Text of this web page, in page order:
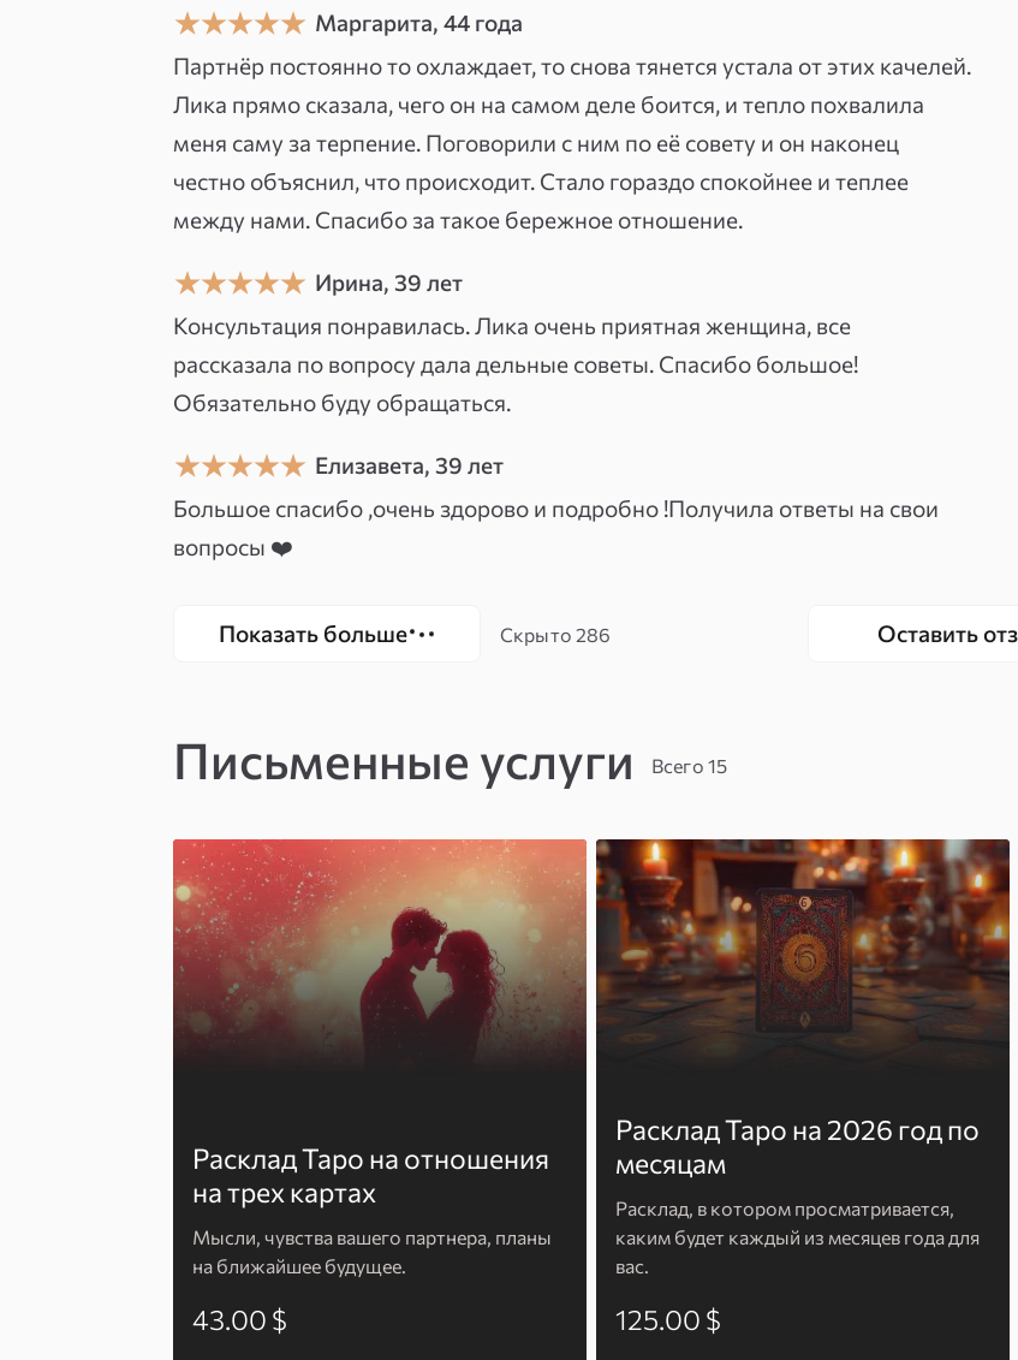
Первым человеком, кто разглядел мои способности, была бабушка.
Она же помогала их развивать. Потом были годы практики: Таро и
экстрасенсорное видение стали основным — потому что дают
наиболее полный ответ. На консультации я смотрю на ситуацию и
через расклад, и через прямое считывание. Работаю с отношениями,
финансами, семьёй и любыми ситуациями, где нужна ясность.
Уникальная черта: я помогаю клиенту увидеть не только «что
происходит», но и его собственную роль в этом. Одна клиентка,
обратившаяся с вопросом об изменах мужа, получила неожиданный
ответ: муж верен, но она сама разрушала отношения своим уходом в
работу. Это изменило её поведение — и семью удалось сохранить.
«Я ожидала услышать о муже. А узнала кое-что важное о себе.»
Маргарита, 44 года
Партнёр постоянно то охлаждает, то снова тянется устала от этих качелей.
Лика прямо сказала, чего он на самом деле боится, и тепло похвалила
меня саму за терпение. Поговорили с ним по её совету и он наконец
честно объяснил, что происходит. Стало гораздо спокойнее и теплее
между нами. Спасибо за такое бережное отношение.
Ирина, 39 лет
Консультация понравилась. Лика очень приятная женщина, все
рассказала по вопросу дала дельные советы. Спасибо большое!
Обязательно буду обращаться.
Елизавета, 39 лет
Большое спасибо ,очень здорово и подробно !Получила ответы на свои
вопросы ❤️
Показать больше Скрыто286 Оставить
Письменные услуги Всего 15
Расклад Таро на отношения
на трех картах
Мысли, чувства вашего партнера, планы
на ближайшее будущее.
43.00 $
Расклад Таро на 2026 год по
месяцам
Расклад, в котором просматривается,
каким будет каждый из месяцев года для
вас.
125.00 $